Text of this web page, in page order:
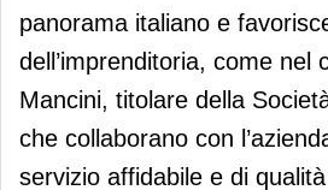
panorama italiano e
dell’imprenditoria, come nel
Mancini, titolare della
che collaborano con
servizio affidabile e di